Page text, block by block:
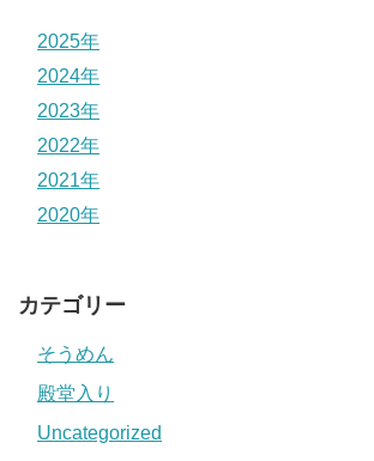
2025年
2024年
2023年
2022年
2021年
2020年
カテゴリー
そうめん
殿堂入り
Uncategorized